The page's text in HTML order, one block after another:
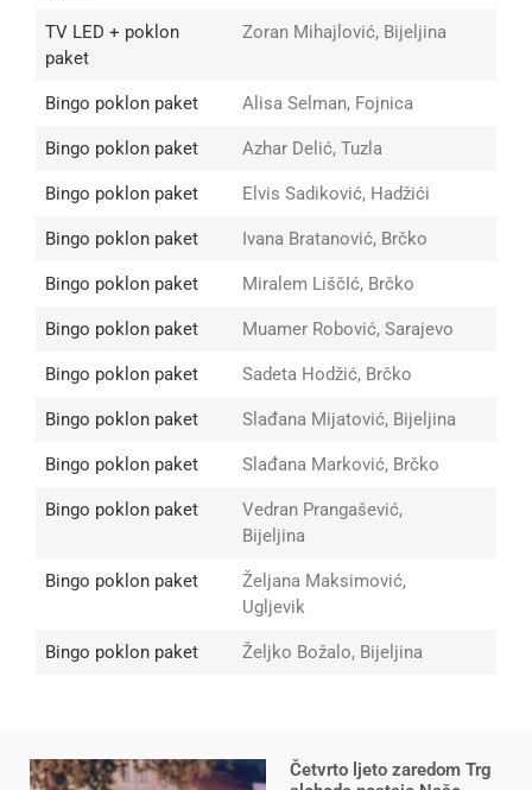
TV LED + poklon
paket
Zoran Mihajlović, Bijeljina
Bingo poklon paket Alisa Selman, Fojnica
Bingo poklon paket Azhar Delić, Tuzla
Bingo poklon paket Elvis Sadiković, Hadžići
Bingo poklon paket Ivana Bratanović, Brčko
Bingo poklon paket Miralem LiščIć, Brčko
Bingo poklon paket Muamer Robović, Sarajevo
Bingo poklon paket Sadeta Hodžić, Brčko
Bingo poklon paket Slađana Mijatović, Bijeljina
Bingo poklon paket Slađana Marković, Brčko
Bingo poklon paket
Vedran Prangašević,
Bijeljina
Bingo poklon paket
Željana Maksimović,
Ugljevik
Bingo poklon paket Željko Božalo, Bijeljina
Četvrto ljeto zaredom Trg